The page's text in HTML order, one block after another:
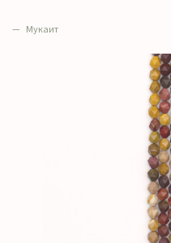
Мукаит